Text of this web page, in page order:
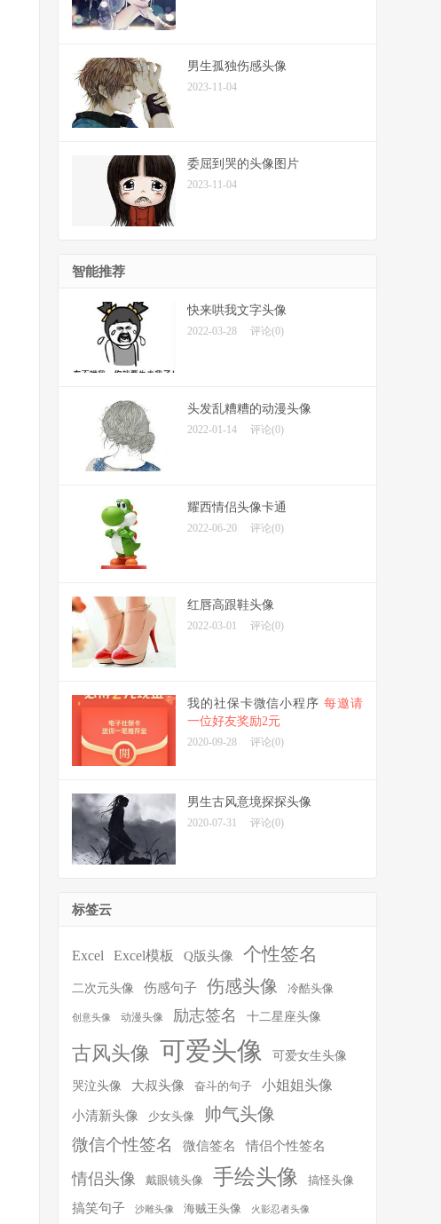
男生孤独伤感头像
2023-11-04
委屈到哭的头像图片
2023-11-04
智能推荐
快来哄我文字头像
2022-03-28 评论(0)
头发乱糟糟的动漫头像
2022-01-14 评论(0)
耀西情侣头像卡通
2022-06-20 评论(0)
红唇高跟鞋头像
2022-03-01 评论(0)
我的社保卡微信小程序 每邀请
一位好友奖励2元
2020-09-28 评论(0)
男生古风意境探探头像
2020-07-31 评论(0)
标签云
Excel Excel模板 Q版头像 个性签名
二次元头像 伤感句子 伤感头像 冷酷头像
创意头像 动漫头像 励志签名 十二星座头像
古风头像 可爱头像 可爱女生头像
哭泣头像 大叔头像 奋斗的句子 小姐姐头像
小清新头像 少女头像 帅气头像
微信个性签名 微信签名 情侣个性签名
情侣头像 戴眼镜头像 手绘头像 搞怪头像
搞笑句子 沙雕头像 海贼王头像 火影忍者头像